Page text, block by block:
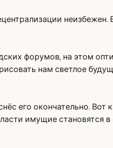
форумов, на этом
нам светлое
его окончательно.
имущие становятся